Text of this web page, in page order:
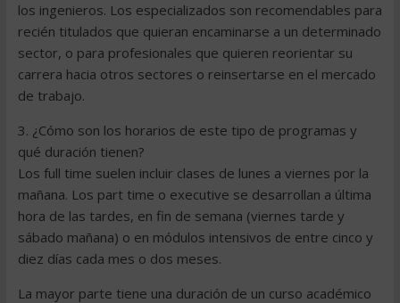
los ingenieros. Los especializados son recomendables para
recién titulados que quieran encaminarse a un determinado
sector, o para profesionales que quieren reorientar su
carrera hacia otros sectores o reinsertarse en el mercado
de trabajo.
3. ¿Cómo son los horarios de este tipo de programas y
qué duración tienen?
Los full time suelen incluir clases de lunes a viernes por la
mañana. Los part time o executive se desarrollan a última
hora de las tardes, en fin de semana (viernes tarde y
sábado mañana) o en módulos intensivos de entre cinco y
diez días cada mes o dos meses.
La mayor parte tiene una duración de un curso académico